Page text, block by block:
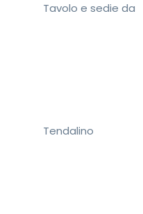
Tavolo e sedie da
Tendalino